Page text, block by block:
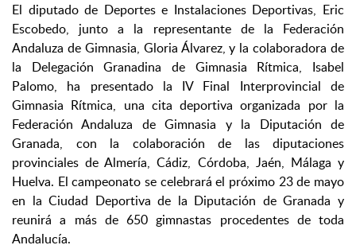
El diputado de Deportes e Instalaciones Deportivas, Eric
Escobedo, junto a la representante de la Federación
Andaluza de Gimnasia, Gloria Álvarez, y la colaboradora de
la Delegación Granadina de Gimnasia Rítmica, Isabel
Palomo, ha presentado la IV Final Interprovincial de
Gimnasia Rítmica, una cita deportiva organizada por la
Federación Andaluza de Gimnasia y la Diputación de
Granada, con la colaboración de las diputaciones
provinciales de Almería, Cádiz, Córdoba, Jaén, Málaga y
Huelva. El campeonato se celebrará el próximo 23 de mayo
en la Ciudad Deportiva de la Diputación de Granada y
reunirá a más de 650 gimnastas procedentes de toda
Andalucía.